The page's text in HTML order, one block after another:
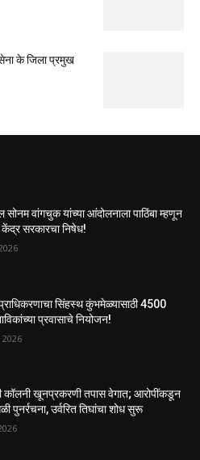
के जिला प्रमुख
सोनम वांगचुक यांच्या आंदोलनाला पाठिंबा म्हणून
सरकारचा निषेध!
सिंहस्थ कुंभमेळ्यासाठी 4500
प्रवासाचे नियोजन!
2026
कॉलनी खूनप्रकरणी तपास वेगात; आरोपींकडून
पुनर्रचना, उर्वरित तिघांचा शोध सुरू